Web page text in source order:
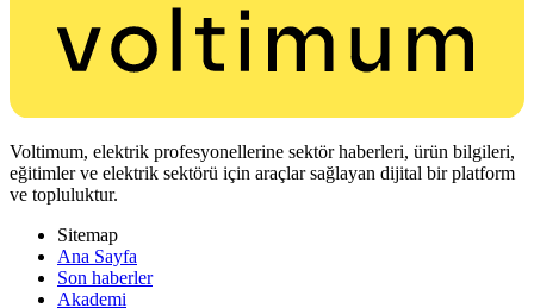
Voltimum, elektrik profesyonellerine sektör haberleri, ürün bilgileri,
eğitimler ve elektrik sektörü için araçlar sağlayan dijital bir platform
ve topluluktur.
Sitemap
Ana Sayfa
Son haberler
Akademi